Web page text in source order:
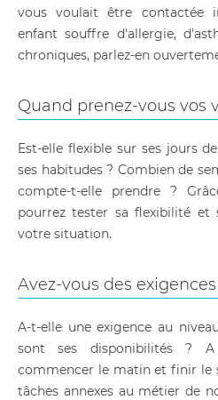
vous voulait être contactée
enfant souffre d'allergie,
chroniques, parlez-en
Quand prenez-vous vos
Est-elle flexible sur ses jours
ses habitudes ? Combien de
compte-t-elle prendre ?
pourrez tester sa flexibilité et
votre situation.
Avez-vous des
A-t-elle une exigence au
sont ses disponibilités ?
commencer le matin et finir le
tâches annexes au métier de